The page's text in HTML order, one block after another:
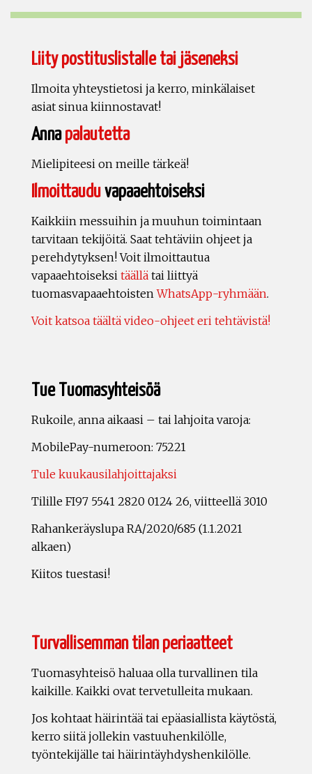
Liity postituslistalle tai jäseneksi
Ilmoita yhteystietosi ja kerro, minkälaiset
asiat sinua kiinnostavat!
Annapalautetta
Mielipiteesi on meille tärkeä!
Ilmoittauduvapaaehtoiseksi
Kaikkiin messuihin ja muuhun toimintaan
tarvitaan tekijöitä. Saat tehtäviin ohjeet ja
perehdytyksen! Voit ilmoittautua
vapaaehtoiseksi täällä tai liittyä
tuomasvapaaehtoistenWhatsApp-ryhmään.
Voit katsoa täältä video-ohjeet eri tehtävistä!
Tue Tuomasyhteisöä
Rukoile, anna aikaasi – tai lahjoita varoja:
MobilePay-numeroon: 75221
Tule kuukausilahjoittajaksi
Tilille FI97 5541 2820 0124 26, viitteellä 3010
Rahankeräyslupa RA/2020/685 (1.1.2021
alkaen)
Kiitos tuestasi!
Turvallisemman tilan periaatteet
Tuomasyhteisö haluaa olla turvallinen tila
kaikille. Kaikki ovat tervetulleita mukaan.
Jos kohtaat häirintää tai epäasiallista käytöstä,
kerro siitä jollekin vastuuhenkilölle,
työntekijälle tai häirintäyhdyshenkilölle.